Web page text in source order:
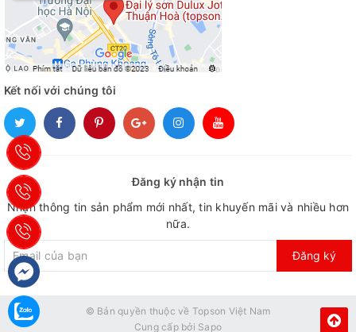
Kết nối với chúng tôi
Đăng ký nhận tin
Nhận thông tin sản phẩm mới nhất, tin khuyến mãi và nhiều hơn
nữa.
Đăng ký
© Bản quyền thuộc về Topson Việt Nam
Cung cấp bởi Sapo